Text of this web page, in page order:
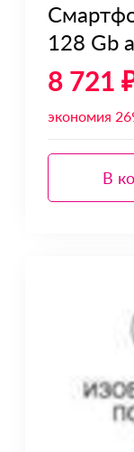
128 Gb
8 721
экономия
В